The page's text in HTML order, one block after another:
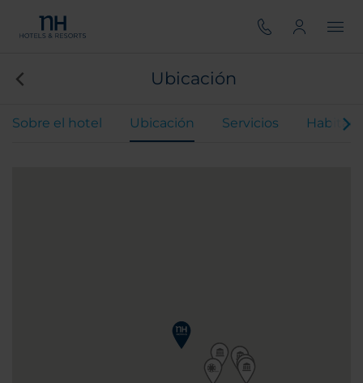
Ubicación
Sobre el hotel Ubicación Servicios